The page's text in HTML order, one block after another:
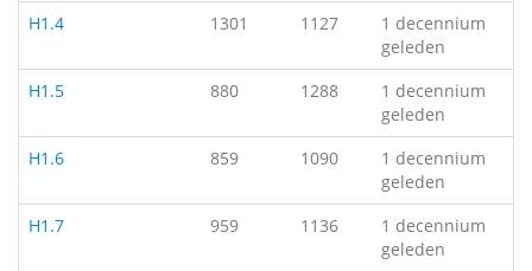
H1.4
1301 1127
1 decennium
geleden
H1.5
880 1288
1 decennium
geleden
H1.6
859 1090
1 decennium
geleden
H1.7
959 1136
1 decennium
geleden